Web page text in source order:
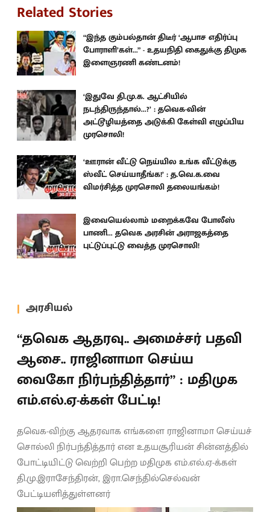
Related Stories
“இந்த கும்பல்தான் திடீர் ‘ஆபாச எதிர்ப்பு
போராளி’கள்...” - உதயநிதி கைதுக்கு திமுக
இளைஞரணி கண்டனம்!
‘இதுவே தி.மு.க. ஆட்சியில்
நடந்திருந்தால்...?’ : தவெக-வின்
அட்டூழியத்தை அடுக்கி கேள்வி எழுப்பிய
முரசொலி!
‘ஊரான் வீட்டு நெய்யில உங்க வீட்டுக்கு
ஸ்வீட் செய்யாதீங்க!’ : த.வெ.க.வை
விமர்சித்த முரசொலி தலையங்கம்!
இவையெல்லாம் மறைக்கவே போலீஸ்
பாணி... தவெக அரசின் அராஜகத்தை
புட்டுப்புட்டு வைத்த முரசொலி!
அரசியல்
“தவெக ஆதரவு.. அமைச்சர் பதவி
ஆசை.. ராஜினாமா செய்ய
வைகோ நிர்பந்தித்தார்” : மதிமுக
எம்.எல்.ஏ-க்கள் பேட்டி!
தவெக-விற்கு ஆதரவாக எங்களை ராஜினாமா செய்யச்
சொல்லி நிர்பந்தித்தார் என உதயசூரியன் சின்னத்தில்
போட்டியிட்டு வெற்றி பெற்ற மதிமுக எம்.எல்.ஏ-க்கள்
தி.மு.இராசேந்திரன், இரா.செந்தில்செல்வன்
பேட்டியளித்துள்ளனர்